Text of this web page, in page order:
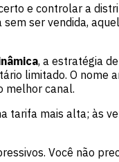
e controlar a
ser vendida,
, a estratégia
limitado. O nome
melhor canal.
tarifa mais alta; às
Você não